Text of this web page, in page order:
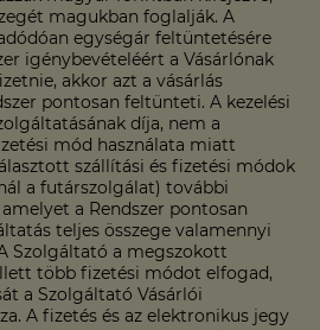
magukban foglalják. A
egységár feltüntetésére
igénybevételéért a Vásárlónak
akkor azt a vásárlás
pontosan feltünteti. A kezelési
díja, nem a
mód használata miatt
szállítási és fizetési módok
a futárszolgálat) további
a Rendszer pontosan
teljes összege valamennyi
Szolgáltató a megszokott
több fizetési módot elfogad,
a Szolgáltató Vásárlói
A fizetés és az elektronikus jegy